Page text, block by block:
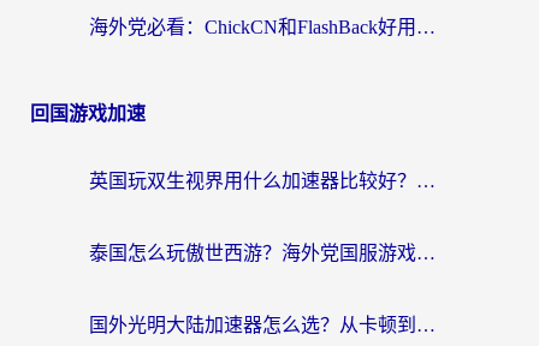
海外党必看：ChickCN和FlashBack好用吗？3招教你选对回国加速器（附云极、HomeCN、斧牛vs艾果对比）
回国游戏加速
英国玩双生视界用什么加速器比较好？海外党亲测有效的国服游戏加速方案
泰国怎么玩傲世西游？海外党国服游戏加速终极攻略（附光明大陆量子特攻实测）
国外光明大陆加速器怎么选？从卡顿到丝滑的终极指南（含德国玩走开外星人墨西哥玩俄罗斯方块技巧）